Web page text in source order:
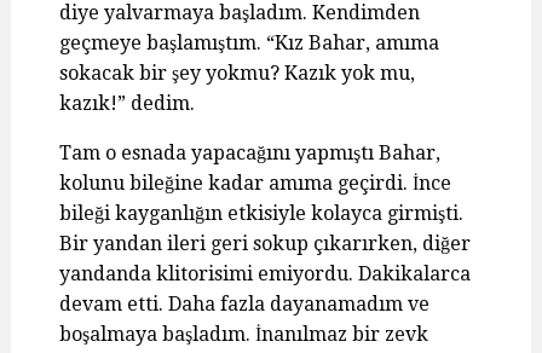
diye yalvarmaya başladım. Kendimden
geçmeye başlamıştım. “Kız Bahar, amıma
sokacak bir şey yokmu? Kazık yok mu,
kazık!” dedim.
Tam o esnada yapacağını yapmıştı Bahar,
kolunu bileğine kadar amıma geçirdi. İnce
bileği kayganlığın etkisiyle kolayca girmişti.
Bir yandan ileri geri sokup çıkarırken, diğer
yandanda klitorisimi emiyordu. Dakikalarca
devam etti. Daha fazla dayanamadım ve
boşalmaya başladım. İnanılmaz bir zevk